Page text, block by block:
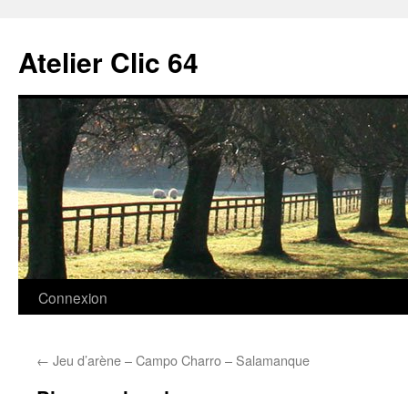
contenu
Atelier Clic 64
Connexion
← Jeu d’arène – Campo Charro – Salamanque